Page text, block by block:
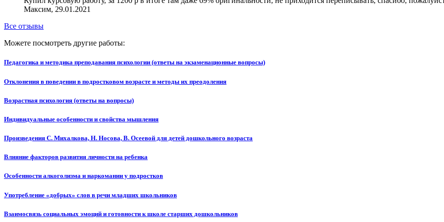
Максим, 29.01.2021
Все отзывы
Можете посмотреть другие работы:
Педагогика и методика преподавания психологии (ответы на экзаменационные вопросы)
Отклонения в поведении в подростковом возрасте и методы их преодоления
Возрастная психология (ответы на вопросы)
Индивидуальные особенности и свойства мышления
Произведения С. Михалкова, Н. Носова, В. Осеевой для детей дошкольного возраста
Влияние факторов развития личности на ребенка
Особенности алкоголизма и наркомании у подростков
Употребление «добрых» слов в речи младших школьников
Взаимосвязь социальных эмоций и готовности к школе старших дошкольников